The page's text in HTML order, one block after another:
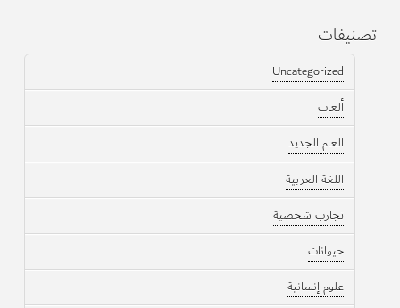
تصنيفات
Uncategorized
ألعاب
العام الجديد
اللغة العربية
تجارب شخصية
حيوانات
علوم إنسانية